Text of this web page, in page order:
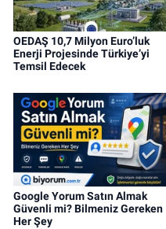
OEDAŞ 10,7 Milyon Euro’luk
Enerji Projesinde Türkiye’yi
Temsil Edecek
Google Yorum Satın Almak
Güvenli mi? Bilmeniz Gereken
Her Şey